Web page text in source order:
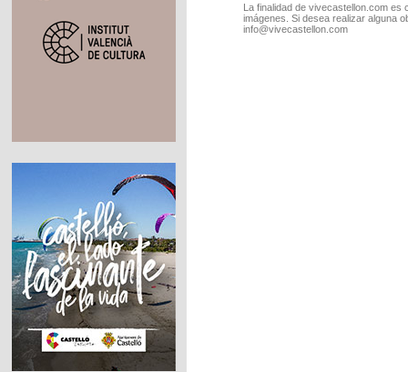
La finalidad de vivecastellon.com
imágenes. Si desea realizar alguna
info@vivecastellon.com